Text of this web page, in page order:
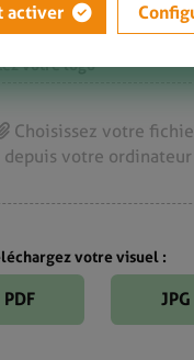
votre logo
Choisissez votre
depuis votre ordinateur
votre visuel :
PDF JPG
activer